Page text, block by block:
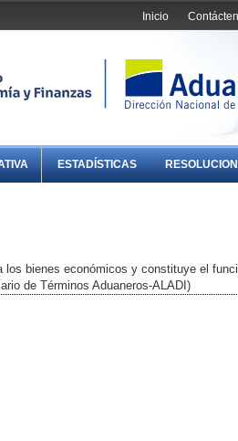
Inicio
ESTADÍSTICAS
los bienes económicos y constituye el
de Términos Aduaneros-ALADI)